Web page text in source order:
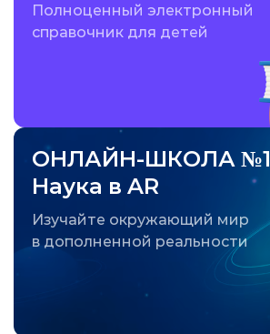
Полноценный электронный
справочник для детей
ОНЛАЙН-ШКОЛА №1
Наука в AR
Изучайте окружающий мир
в дополненной реальности